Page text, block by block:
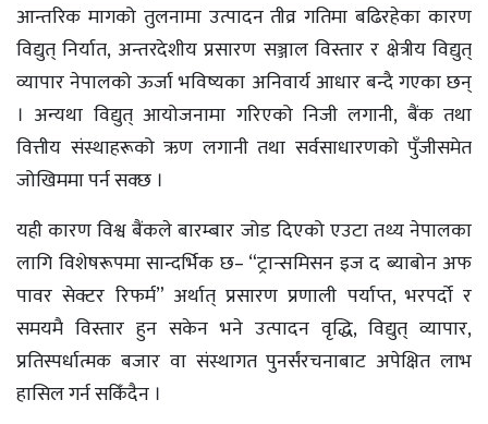
आन्तरिक मागको तुलनामा उत्पादन तीव्र गतिमा बढिरहेका कारण
विद्युत् निर्यात, अन्तरदेशीय प्रसारण सञ्जाल विस्तार र क्षेत्रीय विद्युत्
व्यापार नेपालको ऊर्जा भविष्यका अनिवार्य आधार बन्दै गएका छन्
। अन्यथा विद्युत् आयोजनामा गरिएको निजी लगानी, बैंक तथा
वित्तीय संस्थाहरूको ऋण लगानी तथा सर्वसाधारणको पुँजीसमेत
जोखिममा पर्न सक्छ ।
यही कारण विश्व बैंकले बारम्बार जोड दिएको एउटा तथ्य नेपालका
लागि विशेषरूपमा सान्दर्भिक छ– “ट्रान्समिसन इज द ब्याबोन अफ
पावर सेक्टर रिफर्म” अर्थात् प्रसारण प्रणाली पर्याप्त, भरपर्दो र
समयमै विस्तार हुन सकेन भने उत्पादन वृद्धि, विद्युत् व्यापार,
प्रतिस्पर्धात्मक बजार वा संस्थागत पुनर्संरचनाबाट अपेक्षित लाभ
हासिल गर्न सकिँदैन ।